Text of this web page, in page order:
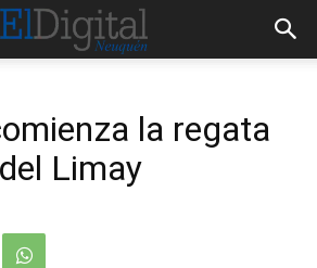
la regata
Limay